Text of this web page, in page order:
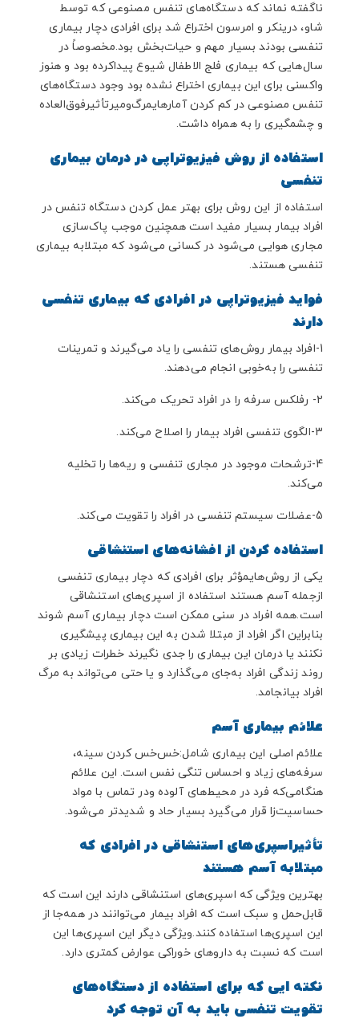
ناگفته نماند که دستگاه‌های تنفس مصنوعی که توسط
شاو، درینکر و امرسون اختراع شد برای افرادی دچار بیماری
تنفسی بودند بسیار مهم و حیات‌بخش بود.مخصوصاً در
سال‌هایی که بیماری فلج الاطفال شیوع پیداکرده بود و هنوز
واکسنی برای این بیماری اختراع نشده بود وجود دستگاه‌های
تنفس مصنوعی در کم کردن آمارهایمرگ‌ومیرتأثیرفوق‌العاده
و چشمگیری را به همراه داشت.
استفاده از روش فیزیوتراپی در درمان بیماری
تنفسی
استفاده از این روش برای بهتر عمل کردن دستگاه تنفس در
افراد بیمار بسیار مفید است همچنین موجب پاک‌سازی
مجاری هوایی می‌شود در کسانی می‌شود که مبتلابه بیماری
تنفسی هستند.
فواید فیزیوتراپی در افرادی که بیماری تنفسی
دارند
1-افراد بیمار روش‌های تنفسی را یاد می‌گیرند و تمرینات
تنفسی را به‌خوبی انجام می‌دهند.
2- رفلکس سرفه را در افراد تحریک می‌کند.
3-الگوی تنفسی افراد بیمار را اصلاح می‌کند.
4-ترشحات موجود در مجاری تنفسی و ریه‌ها را تخلیه
می‌کند.
5-عضلات سیستم تنفسی در افراد را تقویت می‌کند.
استفاده کردن از افشانه‌های استنشاقی
یکی از روش‌هایمؤثر برای افرادی که دچار بیماری تنفسی
ازجمله آسم هستند استفاده از اسپری‌های استنشاقی
است.همه افراد در سنی ممکن است دچار بیماری آسم شوند
بنابراین اگر افراد از مبتلا شدن به این بیماری پیشگیری
نکنند یا درمان این بیماری را جدی نگیرند خطرات زیادی بر
روند زندگی افراد به‌جای می‌گذارد و یا حتی می‌تواند به مرگ
افراد بیانجامد.
علائم بیماری آسم
علائم اصلی این بیماری شامل:خس‌خس کردن سینه،
سرفه‌های زیاد و احساس تنگی نفس است. این علائم
هنگامی‌که فرد در محیط‌های آلوده ودر تماس با مواد
حساسیت‌زا قرار می‌گیرد بسیار حاد و شدیدتر می‌شود.
تأثیراسپری‌های استنشاقی در افرادی که
مبتلابه آسم هستند
بهترین ویژگی که اسپری‌های استنشاقی دارند این است که
قابل‌حمل و سبک است که افراد بیمار می‌توانند در همه‌جا از
این اسپری‌ها استفاده کنند.ویژگی دیگر این اسپری‌ها این
است که نسبت به داروهای خوراکی عوارض کمتری دارد.
نکته ایی که برای استفاده از دستگاه‌های
تقویت تنفسی باید به آن توجه کرد